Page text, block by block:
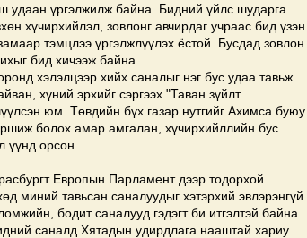
удаан үргэлжилж байна. Бидний үйлс шударга
хүчирхийлэл, зовлонг авчирдаг учраас бид үзэн
тэмцлээ үргэлжлүүлэх ёстой. Бусдад зовлон
бид хичээж байна.
хэлэлцээр хийх саналыг нэг бус удаа тавьж
хүний эрхийг сэргээх "Таван зүйлт
юм. Төвдийн бүх газар нутгийг Ахимса буюу
болох амар амгалан, хүчирхийллийн бус
үүнд орсон.
Европын Парламент дээр тодорхой
миний тавьсан саналуудыг хэтэрхий эвлэрэнгүй
бодит саналууд гэдэгт би итгэлтэй байна.
саналд Хятадын удирдлага нааштай хариу